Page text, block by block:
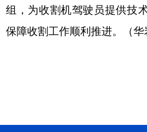
组，为收割机驾驶员提供技
保障收割工作顺利推进。（华